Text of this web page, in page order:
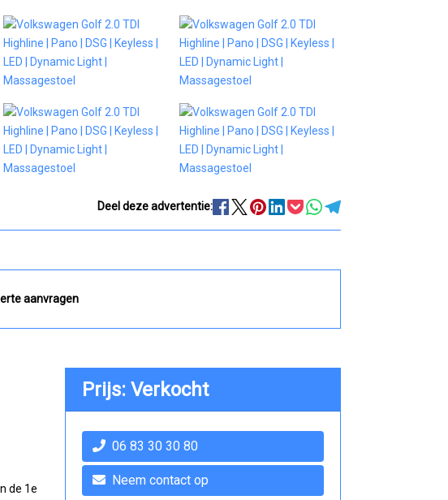
Deel deze advertentie:
aanvragen
de 1e
Prijs: Verkocht
06 83 30 30 80
Neem contact op